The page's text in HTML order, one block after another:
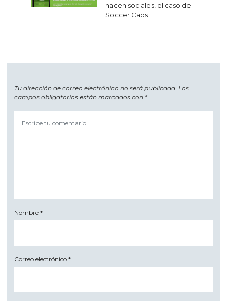
hacen sociales, el caso de
Soccer Caps
Tu dirección de correo electrónico no será publicada. Los
campos obligatorios están marcados con *
Nombre*
Correo electrónico*